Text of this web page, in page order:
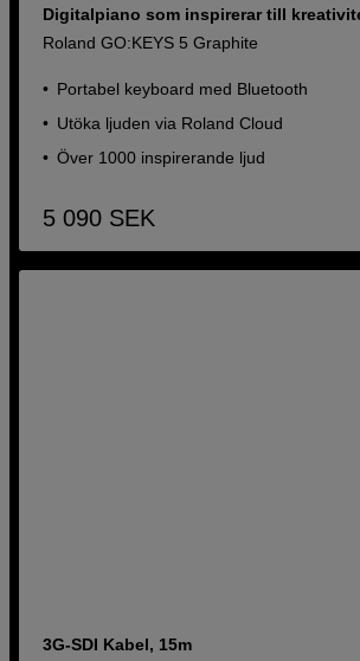
Digitalpiano som inspirerar till
Roland GO:KEYS 5 Graphite
Portabel keyboard med Bluetooth
Utöka ljuden via Roland Cloud
Över 1000 inspirerande ljud
5 090 SEK
3G-SDI Kabel, 15m